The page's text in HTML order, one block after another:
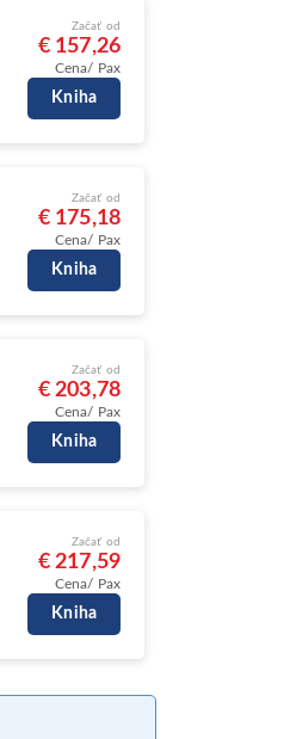
Začať od
€ 157,26
Cena/ Pax
Kniha
Začať od
€ 175,18
Cena/ Pax
Kniha
Začať od
€ 203,78
Cena/ Pax
Kniha
Začať od
€ 217,59
Cena/ Pax
Kniha